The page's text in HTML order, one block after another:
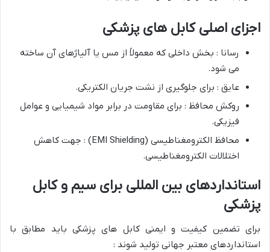
اجزای اصلی کابل های پزشکی
رسانا : بخش داخلی که معمولاً از مس یا آلیاژهای آن ساخته
می شود.
عایق : برای جلوگیری از نشت جریان الکتریکی.
روکش محافظ : برای مقاومت در برابر مواد شیمیایی و عوامل
فیزیکی.
محافظ الکترومغناطیسی (EMI Shielding) : جهت کاهش
اختلالات الکترومغناطیسی.
استانداردهای بین المللی برای سیم و کابل
پزشکی
برای تضمین کیفیت و ایمنی کابل های پزشکی باید مطابق با
استانداردهای معتبر جهانی تولید شوند :